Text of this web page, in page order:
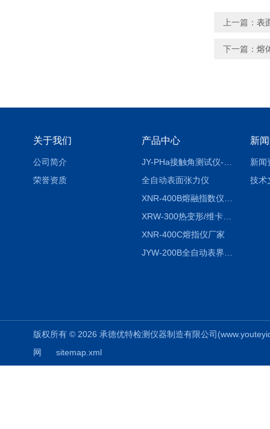
上一篇： 表
下一篇： 熔
关于我们
公司简介
荣誉资质
产品中心
全自动表面张力仪
XRW-300热变形/维卡软化点温度测定仪
XNR-400C熔指仪厂家
新
新闻
技术
版权所有 © 2026 承德优特检测仪器制造有限公司
网
sitemap.xml